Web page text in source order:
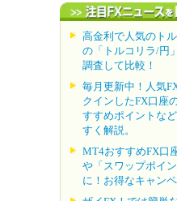
高金利で人気のト
の「トルコリラ/円
調査して比較！
毎月更新中！人気
クインしたFX口座
すすめポイントな
すく解説。
MT4おすすめFX口
や「スワップポイ
に！お得なキャン